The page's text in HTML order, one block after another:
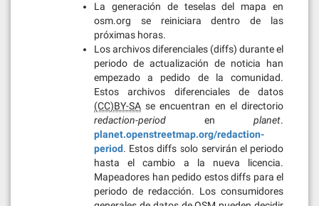
La generación de teselas del mapa en
osm.org se reiniciara dentro de las
próximas horas.
Los archivos diferenciales (diffs) durante el
periodo de actualización de noticia han
empezado a pedido de la comunidad.
Estos archivos diferenciales de datos
(CC)BY-SA se encuentran en el directorio
redaction-period en planet.
planet.openstreetmap.org/redaction-
period. Estos diffs solo servirán el periodo
hasta el cambio a la nueva licencia.
Mapeadores han pedido estos diffs para el
periodo de redacción. Los consumidores